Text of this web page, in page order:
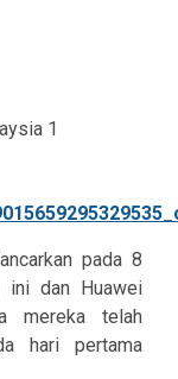
pada 8
ini dan Huawei
mereka telah
hari pertama